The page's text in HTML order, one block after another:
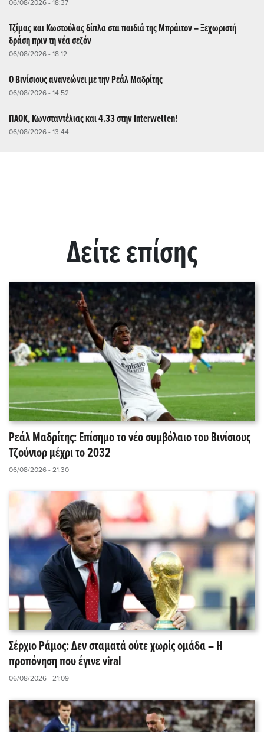
06/08/2026 - 18:37
Τζίμας και Κωστούλας δίπλα στα παιδιά της Μπράιτον – Ξεχωριστή
δράση πριν τη νέα σεζόν
06/08/2026 - 18:12
Ο Βινίσιους ανανεώνει με την Ρεάλ Μαδρίτης
06/08/2026 - 14:52
ΠΑΟΚ, Κωνσταντέλιας και 4.33 στην Interwetten!
06/08/2026 - 13:44
Δείτε επίσης
Ρεάλ Μαδρίτης: Επίσημο το νέο συμβόλαιο του Βινίσιους
Τζούνιορ μέχρι το 2032
06/08/2026 - 21:30
Σέρχιο Ράμος: Δεν σταματά ούτε χωρίς ομάδα – Η
προπόνηση που έγινε viral
06/08/2026 - 21:09